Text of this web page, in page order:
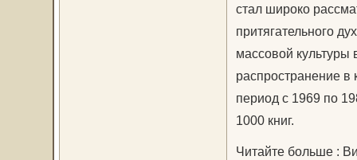
стал широко
притягательного
массовой
распространение
период с 1969 по
1000 книг.
Читайте больше :